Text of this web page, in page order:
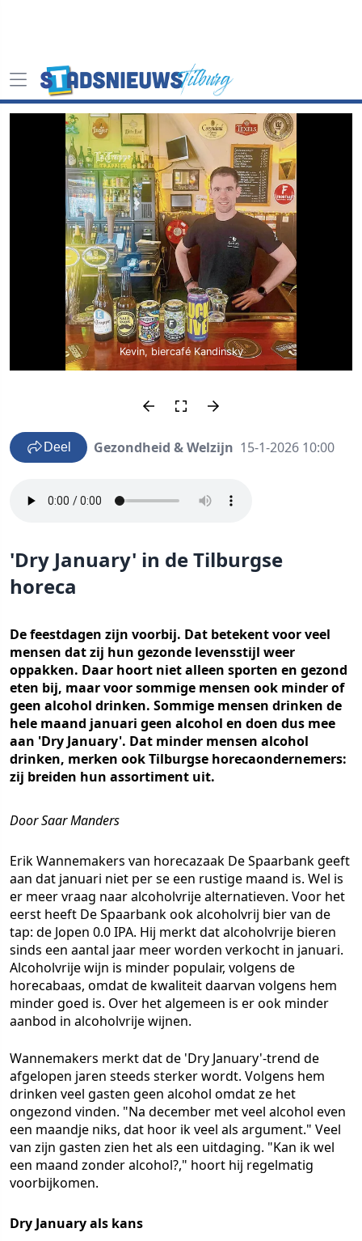
Kevin, biercafé Kandinsky
Deel Gezondheid & Welzijn 15-1-2026 10:00
'Dry January' in de Tilburgse
horeca
De feestdagen zijn voorbij. Dat betekent voor veel
mensen dat zij hun gezonde levensstijl weer
oppakken. Daar hoort niet alleen sporten en gezond
eten bij, maar voor sommige mensen ook minder of
geen alcohol drinken. Sommige mensen drinken de
hele maand januari geen alcohol en doen dus mee
aan 'Dry January'. Dat minder mensen alcohol
drinken, merken ook Tilburgse horecaondernemers:
zij breiden hun assortiment uit.
Door Saar Manders
Erik Wannemakers van horecazaak De Spaarbank geeft
aan dat januari niet per se een rustige maand is. Wel is
er meer vraag naar alcoholvrije alternatieven. Voor het
eerst heeft De Spaarbank ook alcoholvrij bier van de
tap: de Jopen 0.0 IPA. Hij merkt dat alcoholvrije bieren
sinds een aantal jaar meer worden verkocht in januari.
Alcoholvrije wijn is minder populair, volgens de
horecabaas, omdat de kwaliteit daarvan volgens hem
minder goed is. Over het algemeen is er ook minder
aanbod in alcoholvrije wijnen.
Wannemakers merkt dat de 'Dry January'-trend de
afgelopen jaren steeds sterker wordt. Volgens hem
drinken veel gasten geen alcohol omdat ze het
ongezond vinden. "Na december met veel alcohol even
een maandje niks, dat hoor ik veel als argument." Veel
van zijn gasten zien het als een uitdaging. "Kan ik wel
een maand zonder alcohol?," hoort hij regelmatig
voorbijkomen.
Dry January als kans